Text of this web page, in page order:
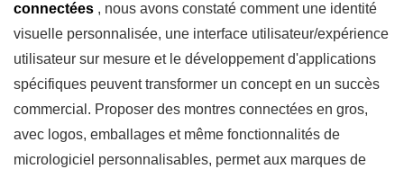
connectées , nous avons constaté comment une identité
visuelle personnalisée, une interface utilisateur/expérience
utilisateur sur mesure et le développement d'applications
spécifiques peuvent transformer un concept en un succès
commercial. Proposer des montres connectées en gros,
avec logos, emballages et même fonctionnalités de
micrologiciel personnalisables, permet aux marques de